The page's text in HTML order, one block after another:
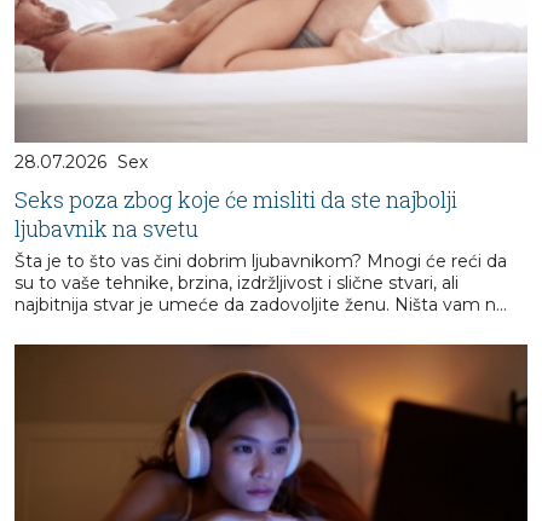
28.07.2026 Sex
Seks poza zbog koje će misliti da ste najbolji
ljubavnik na svetu
Šta je to što vas čini dobrim ljubavnikom? Mnogi će reći da
su to vaše tehnike, brzina, izdržljivost i slične stvari, ali
najbitnija stvar je umeće da zadovoljite ženu. Ništa vam n...